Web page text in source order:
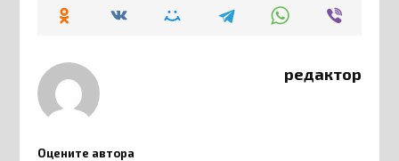
редактор
Оцените автора